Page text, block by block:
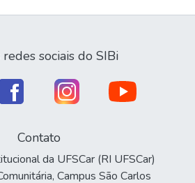
redes sociais do SIBi
Contato
da UFSCar (RI UFSCar)
Campus São Carlos